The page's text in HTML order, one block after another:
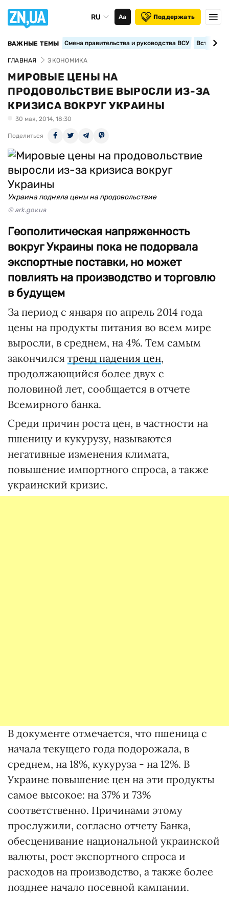
RU Аа Поддержать
ВАЖНЫЕ ТЕМЫ Смена правительства и руководства ВСУ
ГЛАВНАЯ ЭКОНОМИКА
МИРОВЫЕ ЦЕНЫ НА
ПРОДОВОЛЬСТВИЕ ВЫРОСЛИ ИЗ-ЗА
КРИЗИСА ВОКРУГ УКРАИНЫ
30 мая, 2014, 18:30
Поделиться
Украина подняла цены на продовольствие
© ark.gov.ua
Геополитическая напряженность
вокруг Украины пока не подорвала
экспортные поставки, но может
повлиять на производство и торговлю
в будущем
За период с января по апрель 2014 года
цены на продукты питания во всем мире
выросли, в среднем, на 4%. Тем самым
закончился тренд падения цен,
продолжающийся более двух с
половиной лет, сообщается в отчете
Всемирного банка.
Среди причин роста цен, в частности на
пшеницу и кукурузу, называются
негативные изменения климата,
повышение импортного спроса, а также
украинский кризис.
В документе отмечается, что пшеница с
начала текущего года подорожала, в
среднем, на 18%, кукуруза - на 12%. В
Украине повышение цен на эти продукты
самое высокое: на 37% и 73%
соответственно. Причинами этому
прослужили, согласно отчету Банка,
обесценивание национальной украинской
валюты, рост экспортного спроса и
расходов на производство, а также более
позднее начало посевной кампании.